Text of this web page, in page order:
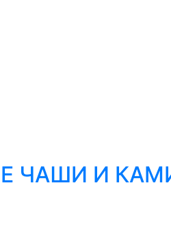
ЧАШИ И